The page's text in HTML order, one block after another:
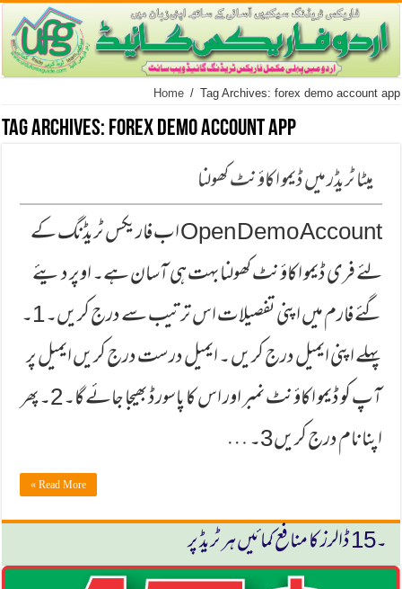
Home / Tag Archives: forex demo account app
Tag Archives: forex demo account app
میٹا ٹریڈر میں ڈیمو اکاؤنٹ کھولنا
Open Demo Account اب فاریكس ٹریڈنگ كے
لئے فری ڈیمو اكاؤنٹ كھولنا بہت ہی آسان ہے۔ اوپر دیئے
گئے فارم میں اپنی تفصیلات اس ترتیب سے درج كریں۔ 1۔
پہلے اپنی ایمیل درج كریں ۔ ایمیل درست درج كریں ایمیل پر
آپ كو ڈیمو اكاؤنٹ نمبر اور اس كا پاسورڈ بھیجا جائے گا۔ 2۔ پھر
اپنا نام درج كریں 3۔ …
Read More »
۔15 ڈالرز كا منافع كمائیں ہر ٹریڈ پر